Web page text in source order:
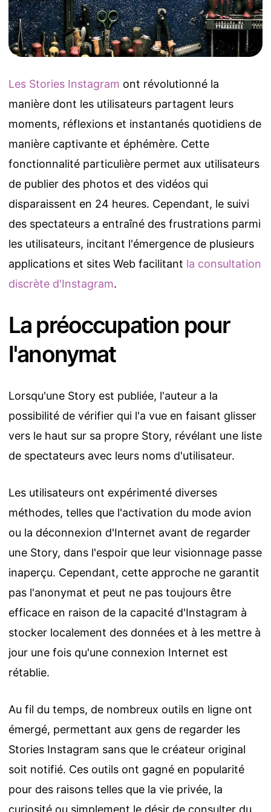
Les Stories Instagram ont révolutionné la
manière dont les utilisateurs partagent leurs
moments, réflexions et instantanés quotidiens de
manière captivante et éphémère. Cette
fonctionnalité particulière permet aux utilisateurs
de publier des photos et des vidéos qui
disparaissent en 24 heures. Cependant, le suivi
des spectateurs a entraîné des frustrations parmi
les utilisateurs, incitant l'émergence de plusieurs
applications et sites Web facilitant la consultation
discrète d'Instagram.
La préoccupation pour
l'anonymat
Lorsqu'une Story est publiée, l'auteur a la
possibilité de vérifier qui l'a vue en faisant glisser
vers le haut sur sa propre Story, révélant une liste
de spectateurs avec leurs noms d'utilisateur.
Les utilisateurs ont expérimenté diverses
méthodes, telles que l'activation du mode avion
ou la déconnexion d'Internet avant de regarder
une Story, dans l'espoir que leur visionnage passe
inaperçu. Cependant, cette approche ne garantit
pas l'anonymat et peut ne pas toujours être
efficace en raison de la capacité d'Instagram à
stocker localement des données et à les mettre à
jour une fois qu'une connexion Internet est
rétablie.
Au fil du temps, de nombreux outils en ligne ont
émergé, permettant aux gens de regarder les
Stories Instagram sans que le créateur original
soit notifié. Ces outils ont gagné en popularité
pour des raisons telles que la vie privée, la
curiosité ou simplement le désir de consulter du